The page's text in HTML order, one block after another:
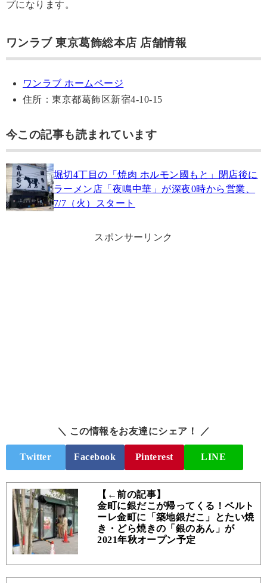
プになります。
ワンラブ 東京葛飾総本店 店舗情報
ワンラブ ホームページ
住所：東京都葛飾区新宿4-10-15
今この記事も読まれています
堀切4丁目の「焼肉 ホルモン國もと」閉店後に
ラーメン店「夜鳴中華」が深夜0時から営業、
7/7（火）スタート
スポンサーリンク
＼ この情報をお友達にシェア！ ／
Twitter Facebook Pinterest LINE
【←前の記事】
金町に銀だこが帰ってくる！ベルト
ーレ金町に「築地銀だこ」とたい焼
き・どら焼きの「銀のあん」が
2021年秋オープン予定